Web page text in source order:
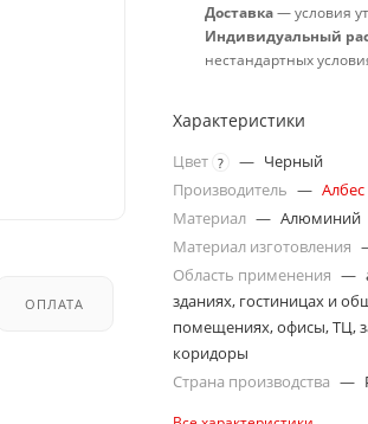
ОПЛАТА ДОСТАВКА
Доставка— условия
Индивидуальный
нестандартных
Характеристики
Цвет ? — Черный
Производитель — Албес
Материал — Алюминий
Материал изготовления
Область применения —
зданиях, гостиницах и
помещениях, офисы, ТЦ,
коридоры
Страна производства —